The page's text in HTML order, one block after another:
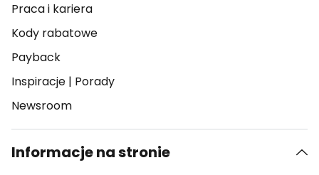
Praca i kariera
Kody rabatowe
Payback
Inspiracje | Porady
Newsroom
Informacje na stronie